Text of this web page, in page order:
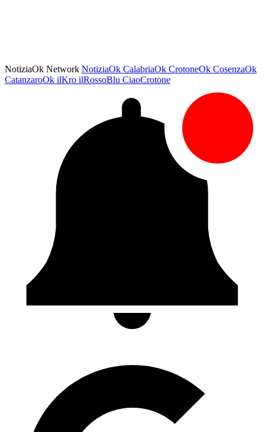
NotiziaOk Network NotiziaOk CalabriaOk CrotoneOk CosenzaOk
CatanzaroOk ilKro ilRossoBlu CiaoCrotone